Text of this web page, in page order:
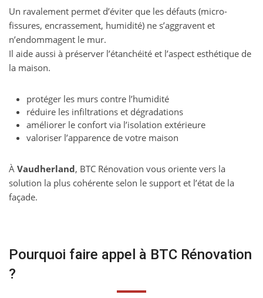
Un ravalement permet d’éviter que les défauts (micro-
fissures, encrassement, humidité) ne s’aggravent et
n’endommagent le mur.
Il aide aussi à préserver l’étanchéité et l’aspect esthétique de
la maison.
protéger les murs contre l’humidité
réduire les infiltrations et dégradations
améliorer le confort via l’isolation extérieure
valoriser l’apparence de votre maison
À Vaudherland, BTC Rénovation vous oriente vers la
solution la plus cohérente selon le support et l’état de la
façade.
Pourquoi faire appel à BTC Rénovation
?